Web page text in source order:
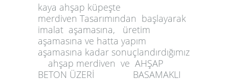
kaya ahşap küpeşte
merdiven Tasarımından başlayarak
imalat aşamasına, üretim
aşamasına ve hatta yapım
aşamasına kadar sonuçlandırdığımız
ahşap merdiven ve AHŞAP
BETON ÜZERİ BASAMAKLI